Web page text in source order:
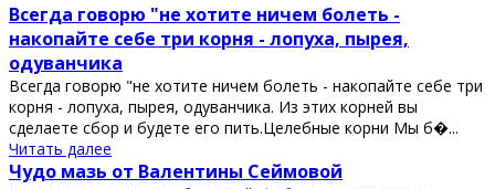
Всегда говорю "не хотите ничем болеть -
накопайте себе три корня - лопуха, пырея,
одуванчика
Всегда говорю "не хотите ничем болеть - накопайте себе три
корня - лопуха, пырея, одуванчика. Из этих корней вы
сделаете сбор и будете его пить.Целебные корни Мы б�...
Читать далее
Чудо мазь от Валентины Сеймовой